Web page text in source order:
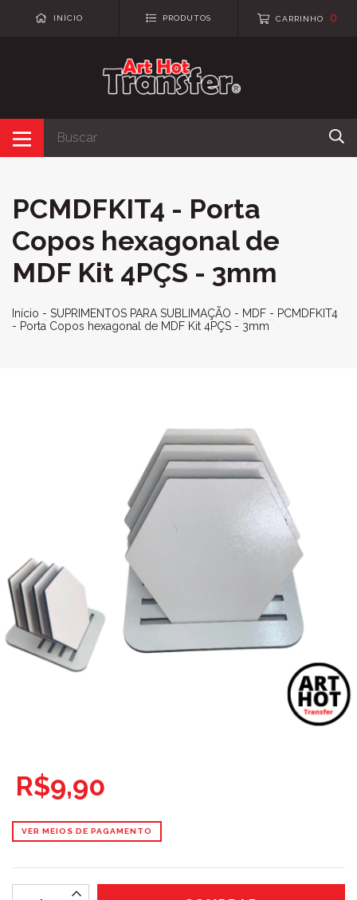
INÍCIO PRODUTOS CARRINHO 0
PCMDFKIT4 - Porta
Copos hexagonal de
MDF Kit 4PÇS - 3mm
Início - SUPRIMENTOS PARA SUBLIMAÇÃO - MDF - PCMDFKIT4
- Porta Copos hexagonal de MDF Kit 4PÇS - 3mm
R$9,90
VER MEIOS DE PAGAMENTO